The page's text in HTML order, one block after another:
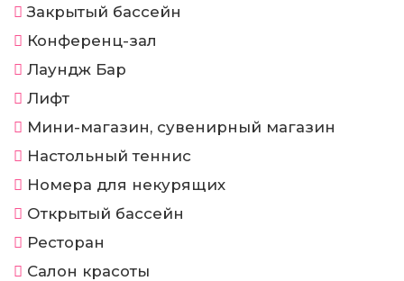
Закрытый бассейн
Конференц-зал
Лаундж Бар
Лифт
Мини-магазин, сувенирный магазин
Настольный теннис
Номера для некурящих
Открытый бассейн
Ресторан
Салон красоты